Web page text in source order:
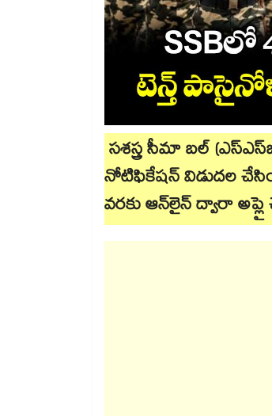
సశస్త్ర సీమా బల్
నోటిఫికేషన్ విడుదల
వరకు ఆన్‌లైన్‌ ద్వారా అప్లై